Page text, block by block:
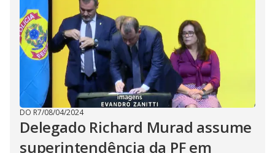
DO R7/08/04/2024
Delegado Richard Murad assume
superintendência da PF em